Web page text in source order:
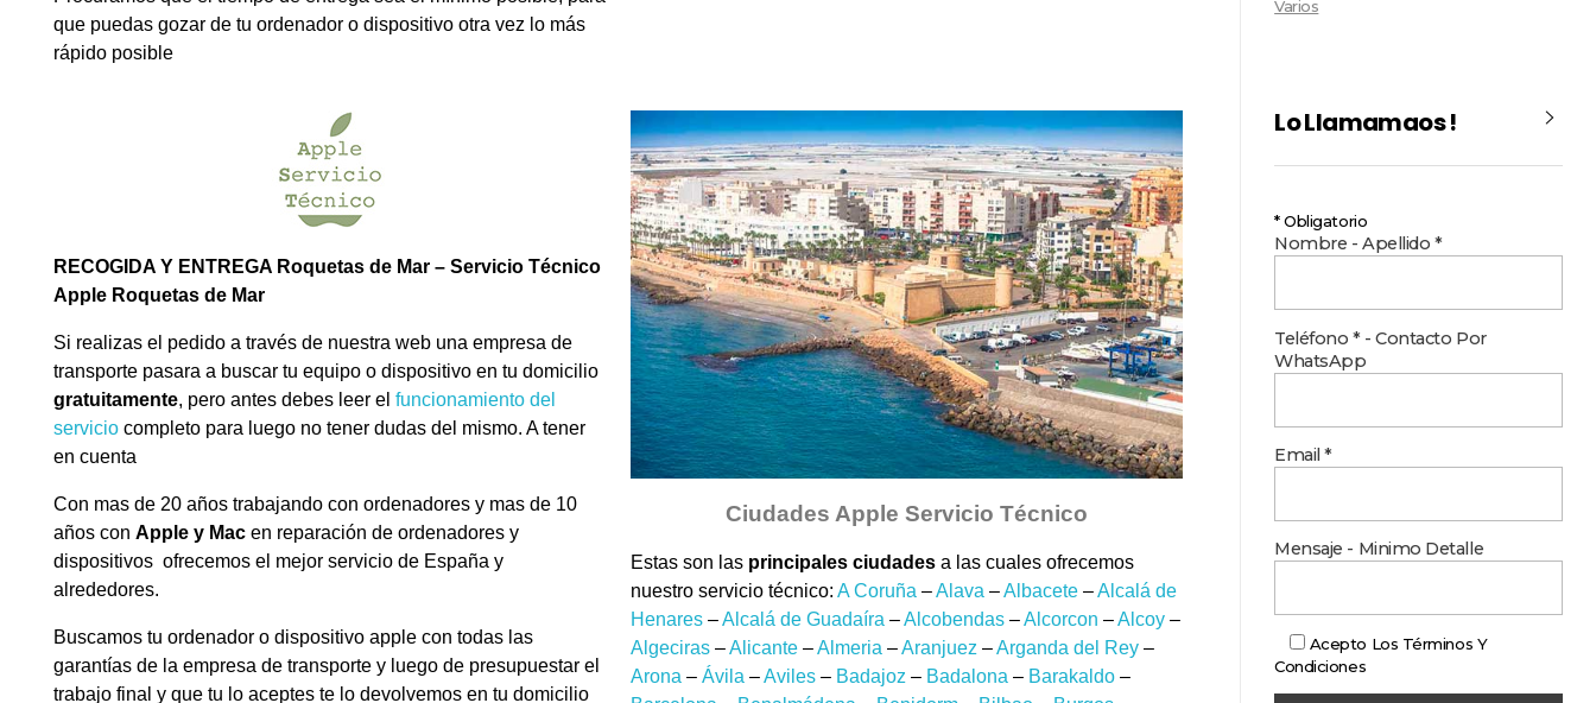
que puedas gozar de tu ordenador o dispositivo otra vez lo más
rápido posible
RECOGIDA Y ENTREGA Roquetas de Mar – Servicio Técnico
Apple Roquetas de Mar
Si realizas el pedido a través de nuestra web una empresa de
transporte pasara a buscar tu equipo o dispositivo en tu domicilio
gratuitamente, pero antes debes leer el funcionamiento del
servicio completo para luego no tener dudas del mismo. A tener
en cuenta
Con mas de 20 años trabajando con ordenadores y mas de 10
años con Apple y Mac en reparación de ordenadores y
dispositivos ofrecemos el mejor servicio de España y
alrededores.
Buscamos tu ordenador o dispositivo apple con todas las
garantías de la empresa de transporte y luego de presupuestar el
trabajo final y que tu lo aceptes te lo devolvemos en tu domicilio
Ciudades Apple Servicio Técnico
Estas son las principales ciudadesa las cuales ofrecemos
nuestro servicio técnico: A Coruña –Alava –Albacete–Alcalá de
Henares–Alcalá de Guadaíra –Alcobendas–Alcorcon –Alcoy–
Algeciras–Alicante–Almeria –Aranjuez –Arganda del Rey–
Arona – Ávila –Aviles– Badajoz – Badalona – Barakaldo–
Varios
Lo Llamamaos !
* Obligatorio
Nombre - Apellido *
Teléfono * - Contacto Por
WhatsApp
Email *
Mensaje - Minimo Detalle
Acepto Los Términos Y
Condiciones